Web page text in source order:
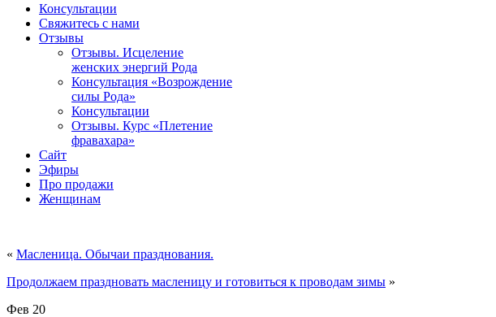
Консультации
Свяжитесь с нами
Отзывы
Отзывы. Исцеление
женских энергий Рода
Консультация «Возрождение
силы Рода»
Консультации
Отзывы. Курс «Плетение
фравахара»
Сайт
Эфиры
Про продажи
Женщинам
« Масленица. Обычаи празднования.
Продолжаем праздновать масленицу и готовиться к проводам зимы »
Фев 20